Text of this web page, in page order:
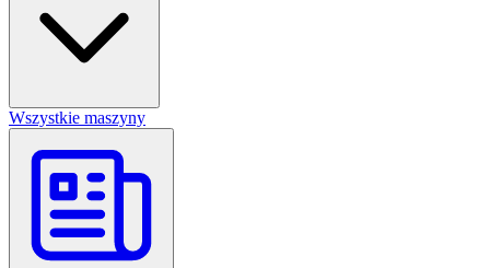
Wszystkie maszyny